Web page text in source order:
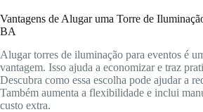
Vantagens de Alugar uma Torre de
BA
Alugar torres de iluminação para eventos é
vantagem. Isso ajuda a economizar e traz
Descubra como essa escolha pode ajudar a
Também aumenta a flexibilidade e inclui
custo extra.